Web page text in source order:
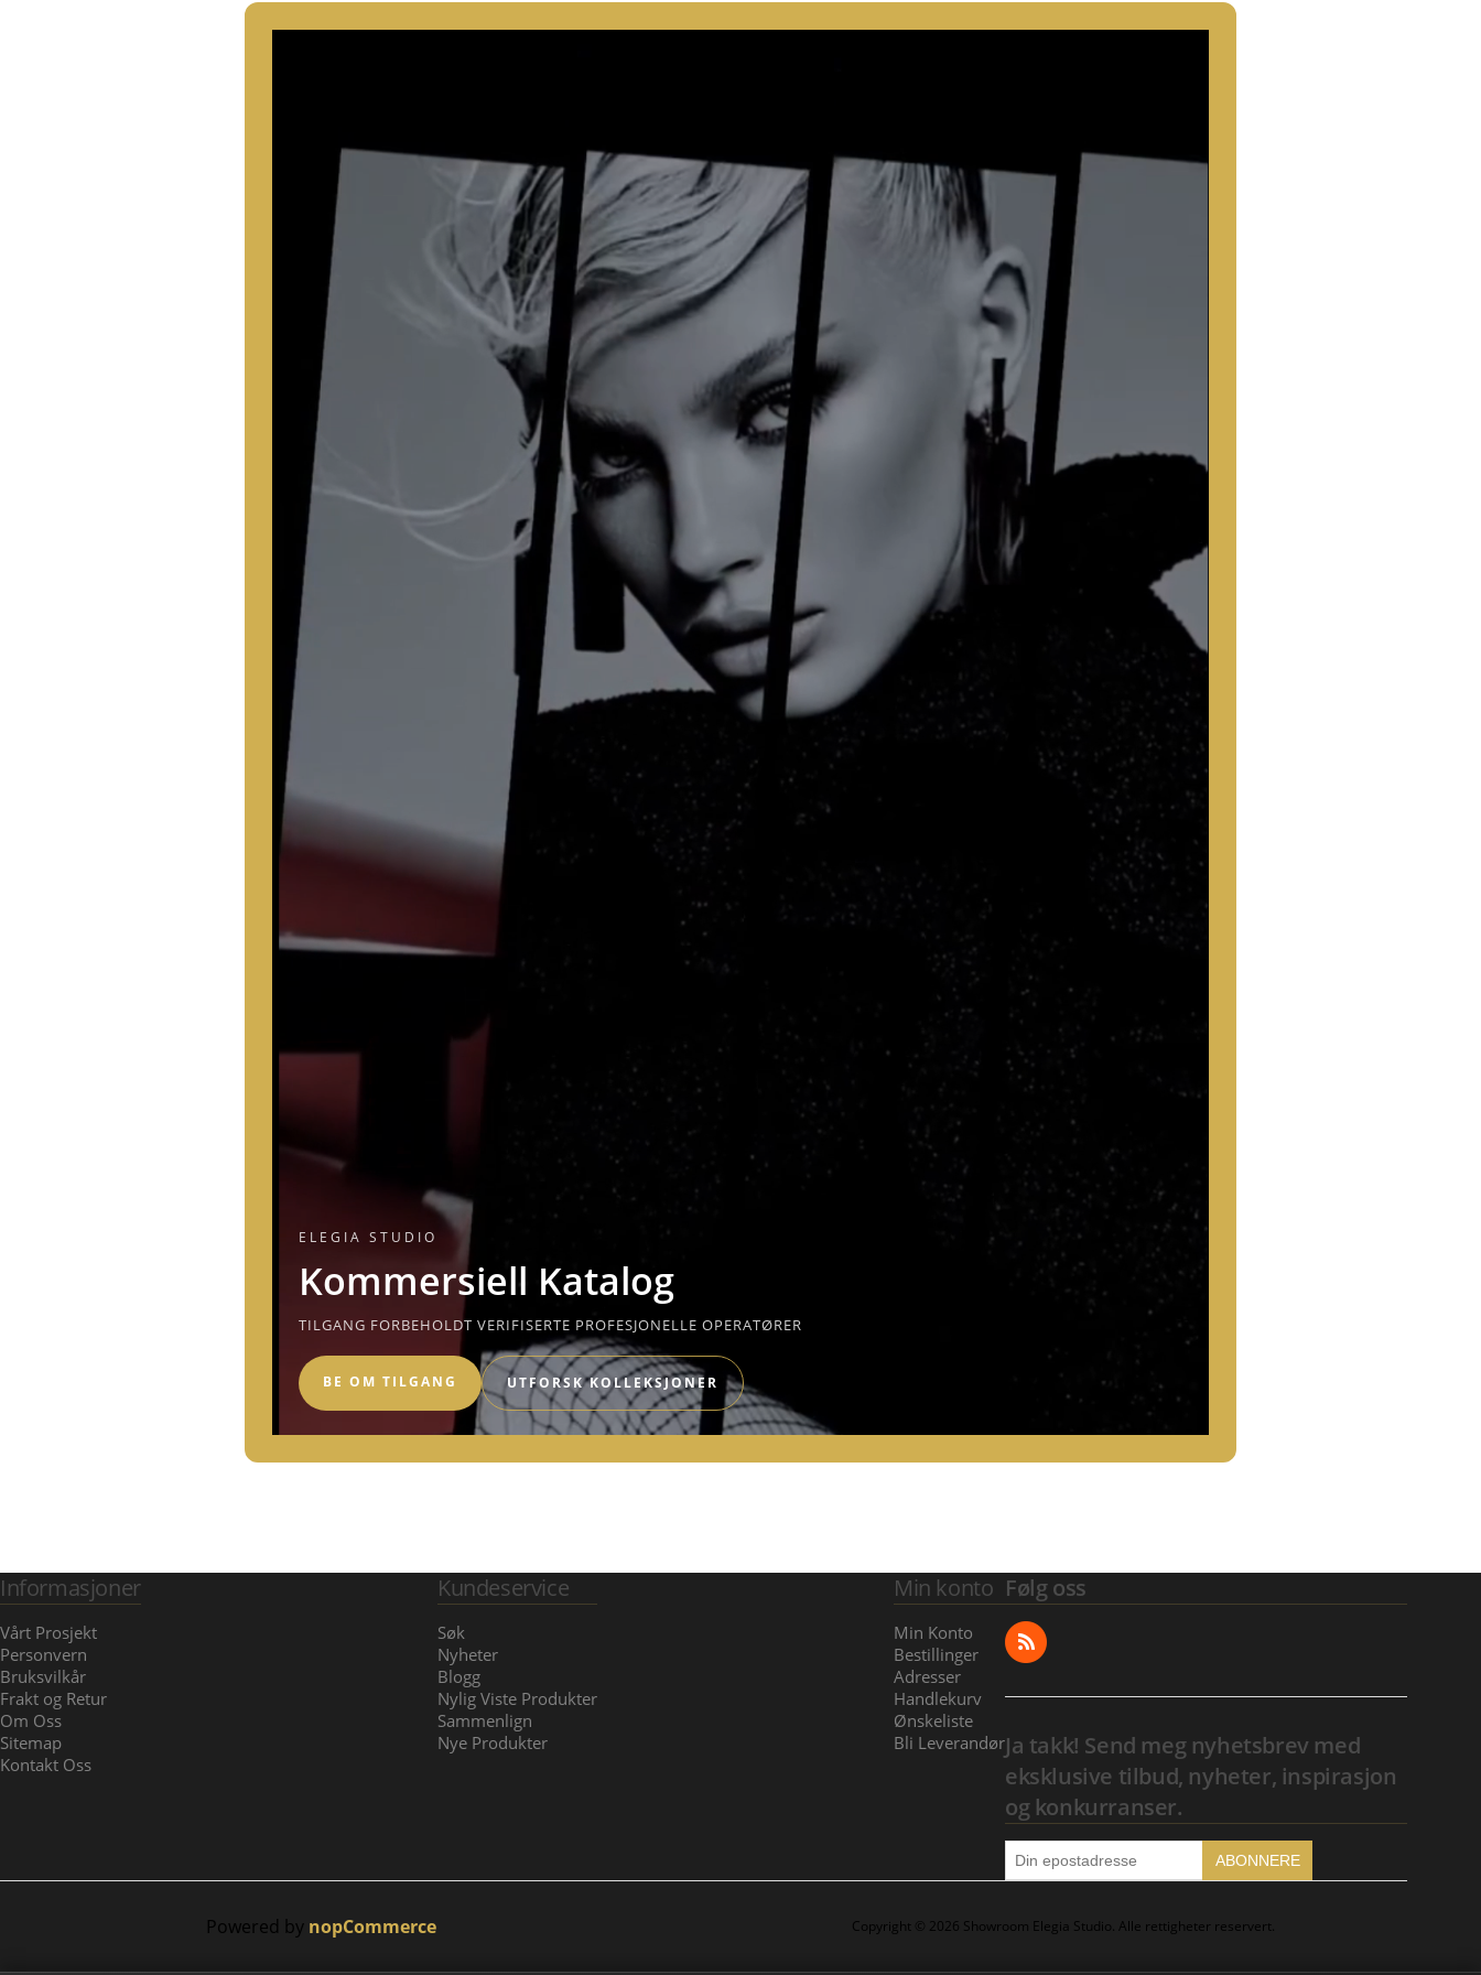
ELEGIA STUDIO
Kommersiell Katalog
TILGANG FORBEHOLDT VERIFISERTE PROFESJONELLE OPERATØRER
BE OM TILGANG UTFORSK KOLLEKSJONER
Informasjoner
Vårt Prosjekt
Personvern
Bruksvilkår
Frakt og Retur
Om Oss
Sitemap
Kontakt Oss
Kundeservice
Søk
Nyheter
Blogg
Nylig Viste Produkter
Sammenlign
Nye Produkter
Min konto
Min Konto
Bestillinger
Adresser
Handlekurv
Ønskeliste
Bli Leverandør
Følg oss
Ja takk! Send meg nyhetsbrev med
eksklusive tilbud, nyheter, inspirasjon
og konkurranser.
ABONNERE
Copyright © 2026 Showroom Elegia Studio. Alle rettigheter reservert.
Powered by nopCommerce